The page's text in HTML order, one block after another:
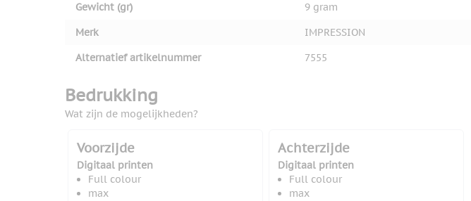
Gewicht (gr)
9 gram
Merk
IMPRESSION
Alternatief artikelnummer
7555
Bedrukking
Wat zijn de mogelijkheden?
Voorzijde
Digitaal printen
Full colour
max
Achterzijde
Digitaal printen
Full colour
max